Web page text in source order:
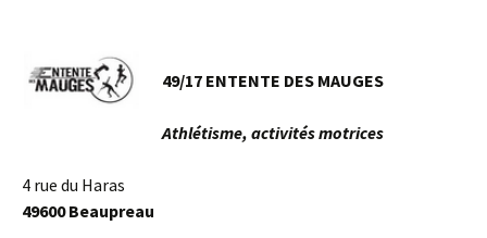
49/17 ENTENTE DES MAUGES
Athlétisme, activités motrices
4 rue du Haras
49600 Beaupreau